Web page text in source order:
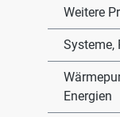
Weitere
Systeme,
Energien